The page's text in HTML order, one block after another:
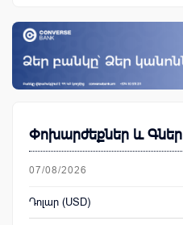
Փոխարժեքներ և Գներ
07/08/2026
Դոլար (USD)